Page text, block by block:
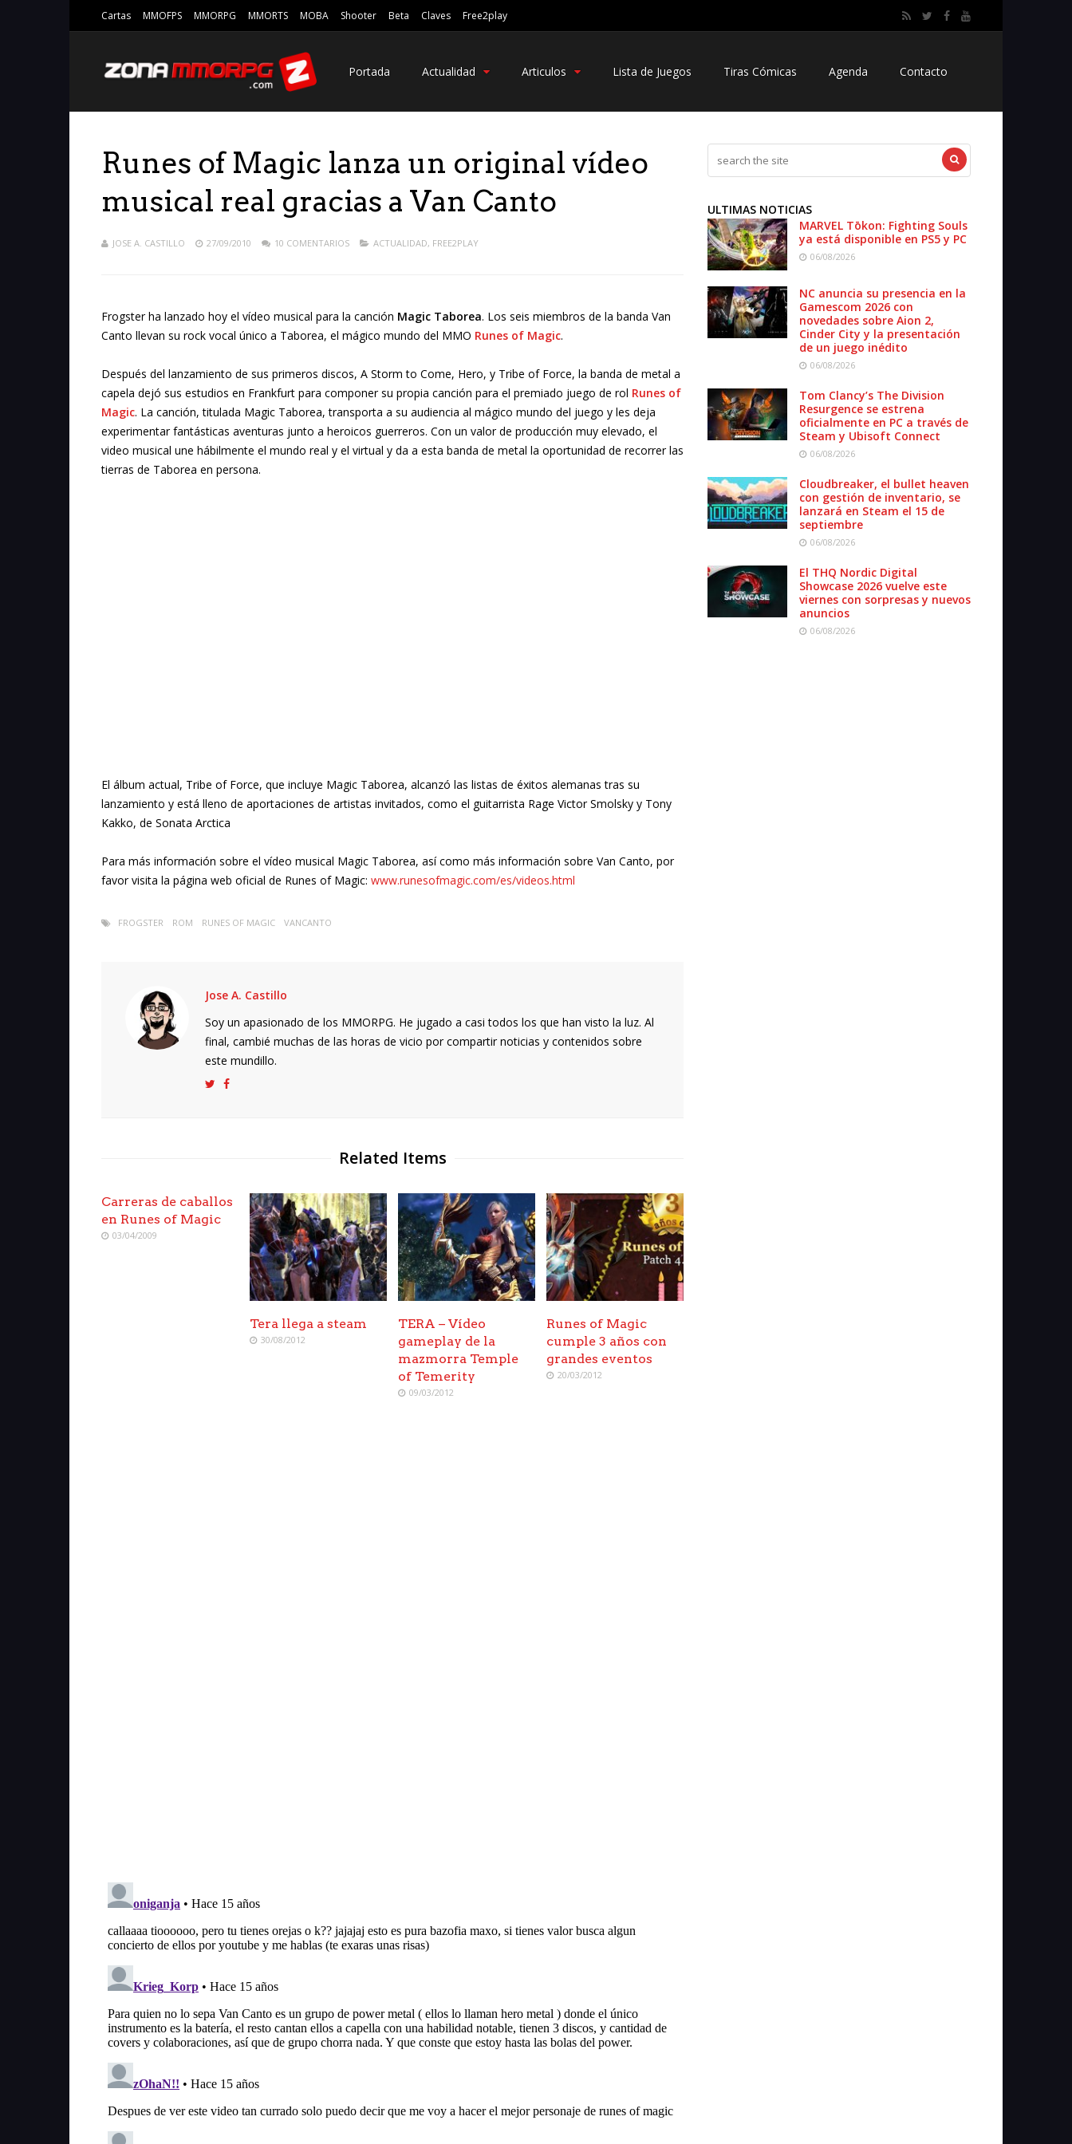
Cartas MMOFPS MMORPG MMORTS MOBA Shooter Beta Claves Free2play
Portada Actualidad Articulos Lista de Juegos Tiras Cómicas Agenda Contacto
Runes of Magic lanza un original vídeo
musical real gracias a Van Canto
JOSE A. CASTILLO 27/09/2010 10 COMENTARIOS ACTUALIDAD, FREE2PLAY
Frogster ha lanzado hoy el vídeo musical para la canción Magic Taborea. Los seis miembros de la banda Van
Canto llevan su rock vocal único a Taborea, el mágico mundo del MMO Runes of Magic.
Después del lanzamiento de sus primeros discos, A Storm to Come, Hero, y Tribe of Force, la banda de metal a
capela dejó sus estudios en Frankfurt para componer su propia canción para el premiado juego de rol Runes of
Magic. La canción, titulada Magic Taborea, transporta a su audiencia al mágico mundo del juego y les deja
experimentar fantásticas aventuras junto a heroicos guerreros. Con un valor de producción muy elevado, el
video musical une hábilmente el mundo real y el virtual y da a esta banda de metal la oportunidad de recorrer las
tierras de Taborea en persona.
El álbum actual, Tribe of Force, que incluye Magic Taborea, alcanzó las listas de éxitos alemanas tras su
lanzamiento y está lleno de aportaciones de artistas invitados, como el guitarrista Rage Victor Smolsky y Tony
Kakko, de Sonata Arctica
Para más información sobre el vídeo musical Magic Taborea, así como más información sobre Van Canto, por
favor visita la página web oficial de Runes of Magic: www.runesofmagic.com/es/videos.html
FROGSTER ROM RUNES OF MAGIC VANCANTO
Jose A. Castillo
Soy un apasionado de los MMORPG. He jugado a casi todos los que han visto la luz. Al
final, cambié muchas de las horas de vicio por compartir noticias y contenidos sobre
este mundillo.
Related Items
Carreras de caballos
en Runes of Magic
03/04/2009
Tera llega a steam
30/08/2012
TERA – Vídeo
gameplay de la
mazmorra Temple
of Temerity
09/03/2012
Runes of Magic
cumple 3 años con
grandes eventos
20/03/2012
ULTIMAS NOTICIAS
MARVEL Tōkon: Fighting Souls
ya está disponible en PS5 y PC
06/08/2026
NC anuncia su presencia en la
Gamescom 2026 con
novedades sobre Aion 2,
Cinder City y la presentación
de un juego inédito
06/08/2026
Tom Clancy’s The Division
Resurgence se estrena
oficialmente en PC a través de
Steam y Ubisoft Connect
06/08/2026
Cloudbreaker, el bullet heaven
con gestión de inventario, se
lanzará en Steam el 15 de
septiembre
06/08/2026
El THQ Nordic Digital
Showcase 2026 vuelve este
viernes con sorpresas y nuevos
anuncios
06/08/2026